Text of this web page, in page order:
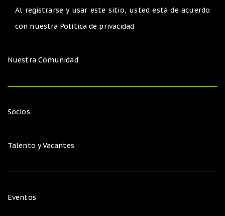
Al registrarse y usar este sitio, usted está de acuerdo
con nuestra Política de privacidad
Nuestra Comunidad
Socios
Talento y Vacantes
Eventos